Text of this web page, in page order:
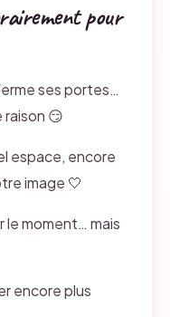
pour
ses portes…
raison 😏
espace, encore
image 🤍
le moment… mais
encore plus